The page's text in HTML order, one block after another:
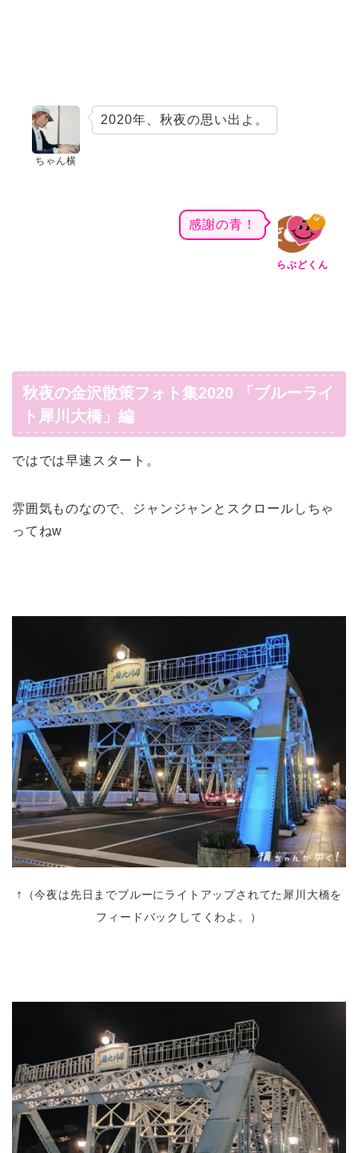
ちゃん横
2020年、秋夜の思い出よ。
らぶどくん
感謝の青！
秋夜の金沢散策フォト集2020 「ブルーライ
ト犀川大橋」編
ではでは早速スタート。
雰囲気ものなので、ジャンジャンとスクロールしちゃ
ってねw
↑
（今夜は先日までブルーにライトアップされてた犀川大橋を
フィードバックしてくわよ。）